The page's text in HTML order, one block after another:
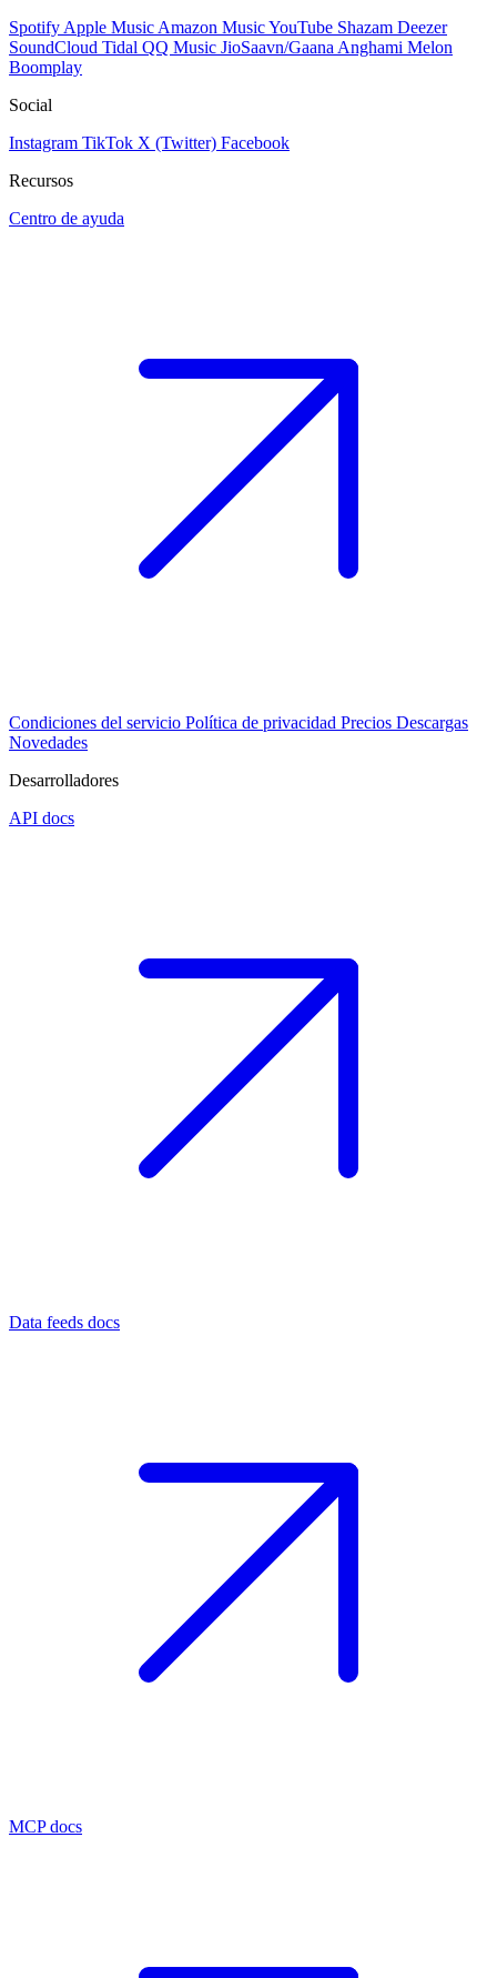
Spotify Apple Music Amazon MusicYouTube Shazam Deezer
SoundCloud Tidal QQ Music JioSaavn/Gaana Anghami Melon
Boomplay
Social
Instagram TikTok X (Twitter) Facebook
Recursos
Centro de ayuda
Condiciones del servicio Política de privacidad Precios Descargas
Novedades
Desarrolladores
API docs
Data feeds docs
MCP docs